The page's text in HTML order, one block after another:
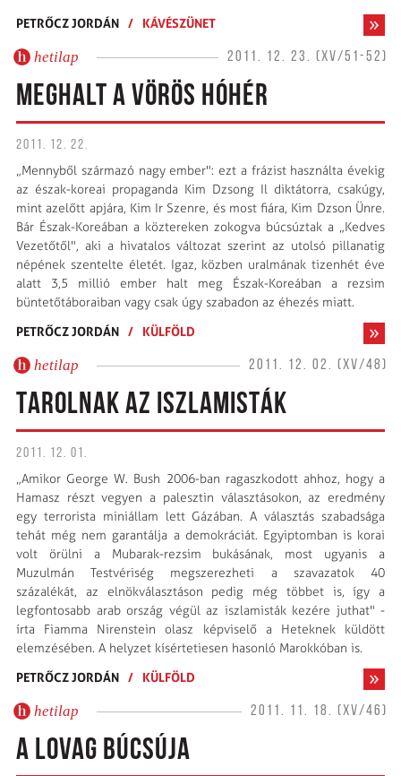
PETRŐCZ JORDÁN / KÁVÉSZÜNET
hetilap 2011. 12. 23. (XV/51-52)
MEGHALT A VÖRÖS HÓHÉR
2011. 12. 22.
„Mennyből származó nagy ember": ezt a frázist használta évekig
az észak-koreai propaganda Kim Dzsong Il dik­tátorra, csakúgy,
mint azelőtt apjára, Kim Ir Szenre, és most fiára, Kim Dzson Ünre.
Bár Észak-Koreában a köztereken zokogva búcsúztak a „Kedves
Vezetőtől", aki a hivatalos változat szerint az utolsó pillanatig
népének szentelte életét. Igaz, közben uralmának tizenhét éve
alatt 3,5 millió ember halt meg Észak-Koreában a rezsim
büntetőtáboraiban vagy csak úgy szabadon az éhezés miatt.
PETRŐCZ JORDÁN / KÜLFÖLD
hetilap 2011. 12. 02. (XV/48)
TAROLNAK AZ ISZLAMISTÁK
2011. 12. 01.
„Amikor George W. Bush 2006-ban ragaszkodott ahhoz, hogy a
Hamasz részt vegyen a palesztin választásokon, az eredmény
egy terrorista miniállam lett Gázában. A választás szabadsága
tehát még nem garantálja a demokráciát. Egyiptomban is korai
volt örülni a Mubarak-rezsim bukásának, most ugyanis a
Muzulmán Testvériség megszerezheti a szavazatok 40
százalékát, az elnökválasztáson pedig még többet is, így a
legfontosabb arab ország végül az iszlamisták kezére juthat" -
írta Fiamma Nirenstein olasz képviselő a Heteknek küldött
elemzésében. A helyzet kísértetiesen hasonló Marokkóban is.
PETRŐCZ JORDÁN / KÜLFÖLD
hetilap 2011. 11. 18. (XV/46)
A LOVAG BÚCSÚJA